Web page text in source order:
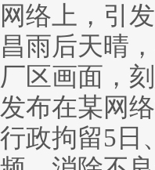
网络上，引
昌雨后天晴
厂区画面，
发布在某网
行政拘留5日